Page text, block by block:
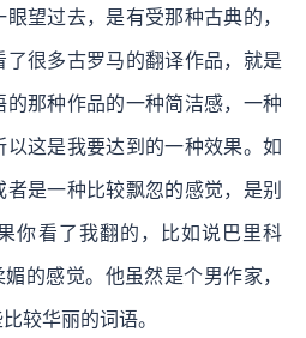
望过去，是有受那种古典的，
很多古罗马的翻译作品，就是
的那种作品的一种简洁感，一种
这是我要达到的一种效果。如
是一种比较飘忽的感觉，是别
你看了我翻的，比如说巴里科
的感觉。他虽然是个男作家，
较华丽的词语。